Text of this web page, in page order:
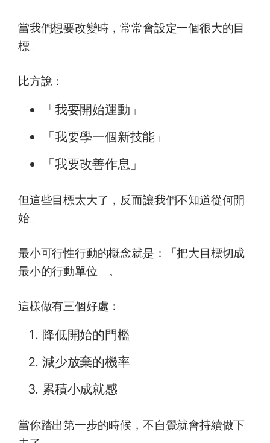
當我們想要改變時，常常會設定一個很大的目
標。
比方說：
「我要開始運動」
「我要學一個新技能」
「我要改善作息」
但這些目標太大了，反而讓我們不知道從何開
始。
最小可行性行動的概念就是：「把大目標切成
最小的行動單位」。
這樣做有三個好處：
降低開始的門檻
減少放棄的機率
累積小成就感
當你踏出第一步的時候，不自覺就會持續做下